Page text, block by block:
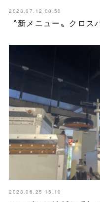
2023.07.12 00:50
〝新メニュー〟クロス
2023.06.25 15:10